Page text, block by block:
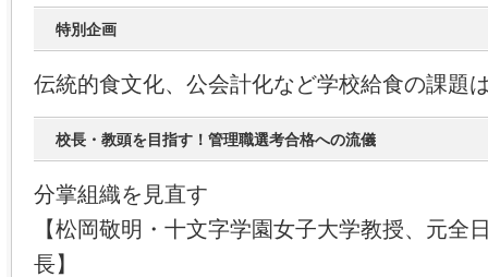
特別企画
伝統的食文化、公会計化など学校給食の課題
校長・教頭を目指す！管理職選考合格への流儀
分掌組織を見直す
【松岡敬明・十文字学園女子大学教授、元全
長】